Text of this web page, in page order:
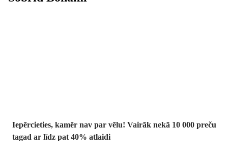
Iepērcieties, kamēr nav par vēlu! Vairāk nekā 10 000 preču
tagad ar līdz pat 40% atlaidi